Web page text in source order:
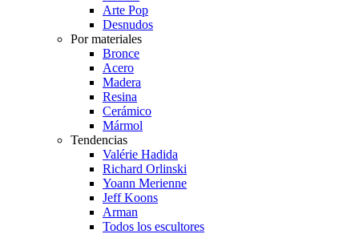
Arte Pop
Desnudos
Por materiales
Bronce
Acero
Madera
Resina
Cerámico
Mármol
Tendencias
Valérie Hadida
Richard Orlinski
Yoann Merienne
Jeff Koons
Arman
Todos los escultores